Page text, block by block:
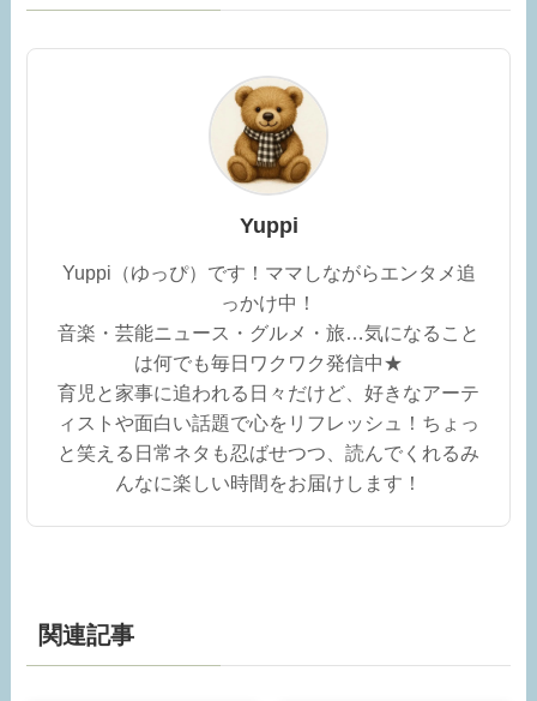
Yuppi
Yuppi（ゆっぴ）です！ママしながらエンタメ追
っかけ中！
音楽・芸能ニュース・グルメ・旅…気になること
は何でも毎日ワクワク発信中★
育児と家事に追われる日々だけど、好きなアーテ
ィストや面白い話題で心をリフレッシュ！ちょっ
と笑える日常ネタも忍ばせつつ、読んでくれるみ
んなに楽しい時間をお届けします！
関連記事